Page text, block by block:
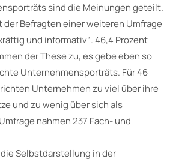
sind die Meinungen geteilt.
der Befragten einer weiteren Umfrage
und informativ“. 46,4 Prozent
der These zu, es gebe eben so
Unternehmensporträts. Für 46
Unternehmen zu viel über ihre
und zu wenig über sich als
nahmen 237 Fach- und
Selbstdarstellung in der